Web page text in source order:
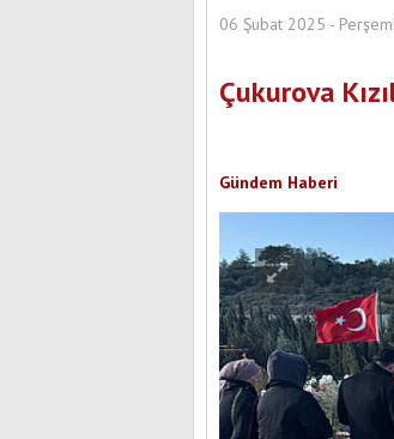
06 Şubat 2025 -
Çukurova
Gündem Haberi